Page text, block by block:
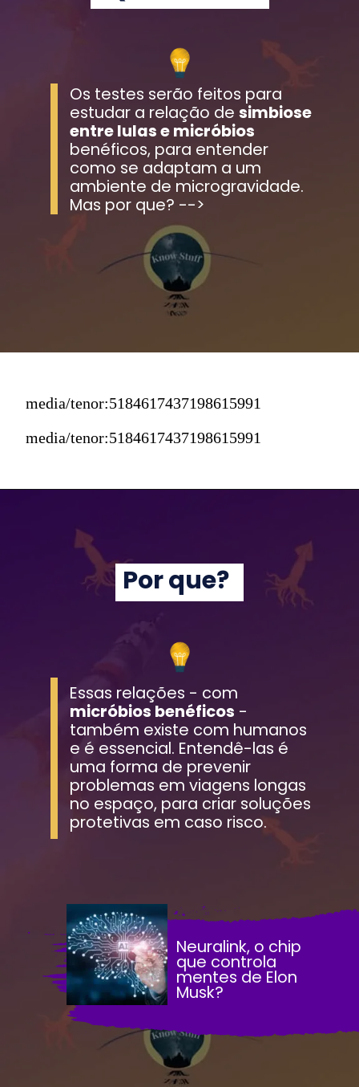
Os testes serão feitos para
estudar a relação de simbiose
benéficos, para entender
como se adaptam a um
ambiente de microgravidade.
Mas por que? -->
media/tenor:5184617437198615991
media/tenor:5184617437198615991
micróbios benéficos -
também existe com humanos
e é essencial. Entendê-las é
uma forma de prevenir
problemas em viagens longas
no espaço, para criar soluções
protetivas em caso risco.
Por que?
Neuralink, o chip
que controla
mentes de Elon
Musk?